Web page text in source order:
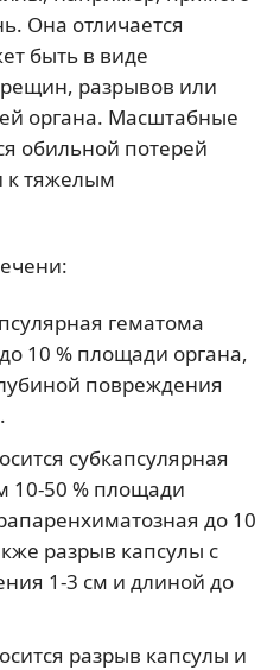
Она отличается
быть в виде
разрывов или
органа. Масштабные
обильной потерей
к тяжелым
гематома
10 % площади органа,
повреждения
субкапсулярная
10-50 % площади
до 10
разрыв капсулы с
1-3 см и длиной до
разрыв капсулы и